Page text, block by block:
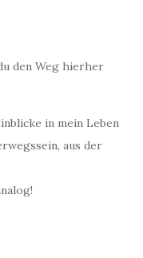
den Weg hierher
in mein Leben
aus der